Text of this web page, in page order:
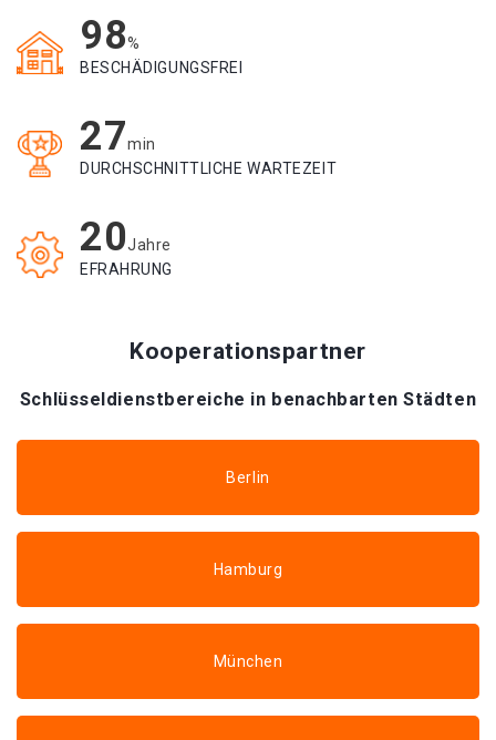
98%
BESCHÄDIGUNGSFREI
27min
DURCHSCHNITTLICHE WARTEZEIT
20Jahre
EFRAHRUNG
Kooperationspartner
Schlüsseldienstbereiche in benachbarten Städten
Berlin
Hamburg
München